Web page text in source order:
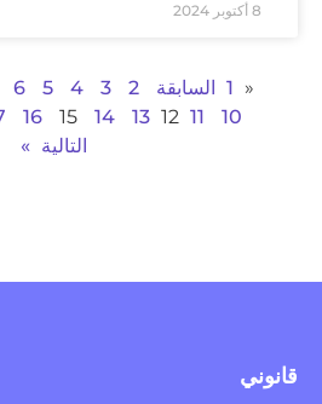
8 أكتوبر 2024
«
1 السابقة 2
3
4
5
6
10
11
12
13
14
15
16
التالية »
قانوني